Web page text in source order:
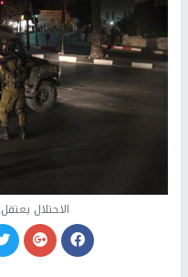
الاحتلال